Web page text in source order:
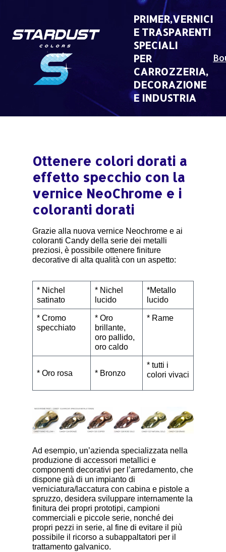
PRIMER,VERNICI
E TRASPARENTI
SPECIALI
PER
CARROZZERIA,
DECORAZIONE
E INDUSTRIA
Ottenere colori dorati a
effetto specchio con la
vernice NeoChrome e i
coloranti dorati
Grazie alla nuova vernice Neochrome e ai
coloranti Candy della serie dei metalli
preziosi, è possibile ottenere finiture
decorative di alta qualità con un aspetto:
* Nichel
satinato
* Nichel
lucido
*Metallo
lucido
* Cromo
specchiato
* Oro
brillante,
oro pallido,
oro caldo
* Rame
* Oro rosa * Bronzo
* tutti i
colori vivaci
Ad esempio, un’azienda specializzata nella
produzione di accessori metallici e
componenti decorativi per l’arredamento, che
dispone già di un impianto di
verniciatura/laccatura con cabina e pistole a
spruzzo, desidera sviluppare internamente la
finitura dei propri prototipi, campioni
commerciali e piccole serie, nonché dei
propri pezzi in serie, al fine di evitare il più
possibile il ricorso a subappaltatori per il
trattamento galvanico.